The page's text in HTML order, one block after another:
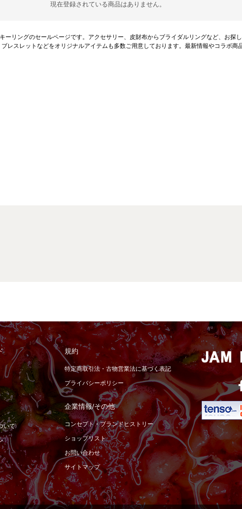
現在登録されている商品はありません。
ーリングのセールページです。アクセサリー、皮財布からブライダルリングなど、お探
レスレットなどをオリジナルアイテムも多数ご用意しております。最新情報やコラボ商
いて
規約
特定商取引法・古物営業法に基づく表記
プライバシーポリシー
企業情報/その他
コンセプト・ブランドヒストリー
ショップリスト
お問い合わせ
サイトマップ